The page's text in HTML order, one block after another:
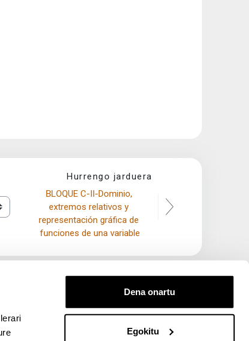
Dena onartu
Egokitu
Hurrengo jarduera
BLOQUE C-II-Dominio,
extremos relativos y
representación gráfica de
funciones de una variable
nueva)nueva)
(abre ventana nueva)
(abre ventana nueva)